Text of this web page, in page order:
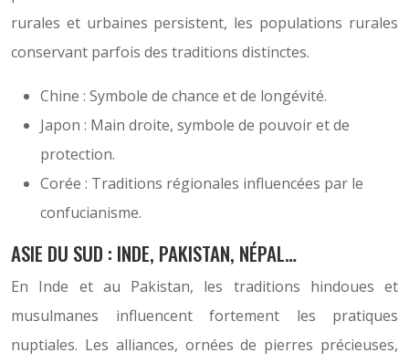
rurales et urbaines persistent, les populations rurales
conservant parfois des traditions distinctes.
Chine : Symbole de chance et de longévité.
Japon : Main droite, symbole de pouvoir et de
protection.
Corée : Traditions régionales influencées par le
confucianisme.
ASIE DU SUD : INDE, PAKISTAN, NÉPAL…
En Inde et au Pakistan, les traditions hindoues et
musulmanes influencent fortement les pratiques
nuptiales. Les alliances, ornées de pierres précieuses,